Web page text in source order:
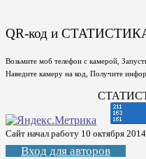
QR-код и СТАТИСТИКА
Возьмите моб телефон с камерой,
Наведите камеру на код, Получите
Сайт начал работу 10 октября 2014
Вход для авторов